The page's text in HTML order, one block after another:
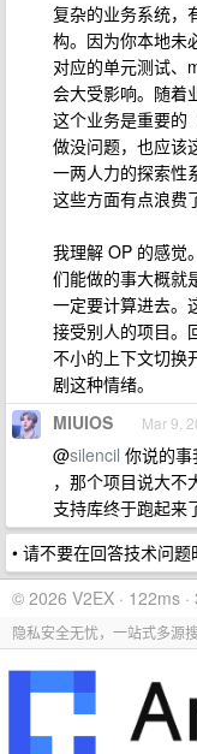
复杂的业务系统，
构。因为你本地未
对应的单元测试、
会大受影响。随着
这个业务是重要的
做没问题，也应该
一两人力的探索性
这些方面有点浪费
我理解 OP 的感觉
们能做的事大概就
一定要计算进去。
接受别人的项目。
不小的上下文切换
剧这种情绪。
MIUIOS Mar 9,
@silencil 你说的
，那个项目说大不
支持库终于跑起来
• 请不要在回答技术问
© 2026 V2EX · 122ms ·
隐私安全无忧，一站式多源